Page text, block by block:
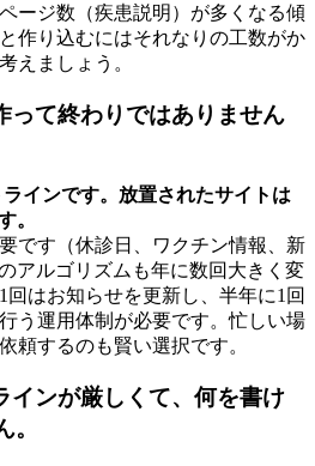
ージ数（疾患説明）が多くなる傾
作り込むにはそれなりの工数がか
えましょう。
って終わりではありません
インです。放置されたサイトは
。
です（休診日、ワクチン情報、新
アルゴリズムも年に数回大きく変
はお知らせを更新し、半年に1回
う運用体制が必要です。忙しい場
頼するのも賢い選択です。
インが厳しくて、何を書け